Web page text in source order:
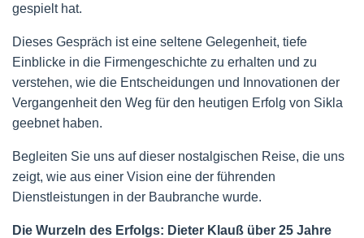
gespielt hat.
Dieses Gespräch ist eine seltene Gelegenheit, tiefe
Einblicke in die Firmengeschichte zu erhalten und zu
verstehen, wie die Entscheidungen und Innovationen der
Vergangenheit den Weg für den heutigen Erfolg von Sikla
geebnet haben.
Begleiten Sie uns auf dieser nostalgischen Reise, die uns
zeigt, wie aus einer Vision eine der führenden
Dienstleistungen in der Baubranche wurde.
Die Wurzeln des Erfolgs: Dieter Klauß über 25 Jahre